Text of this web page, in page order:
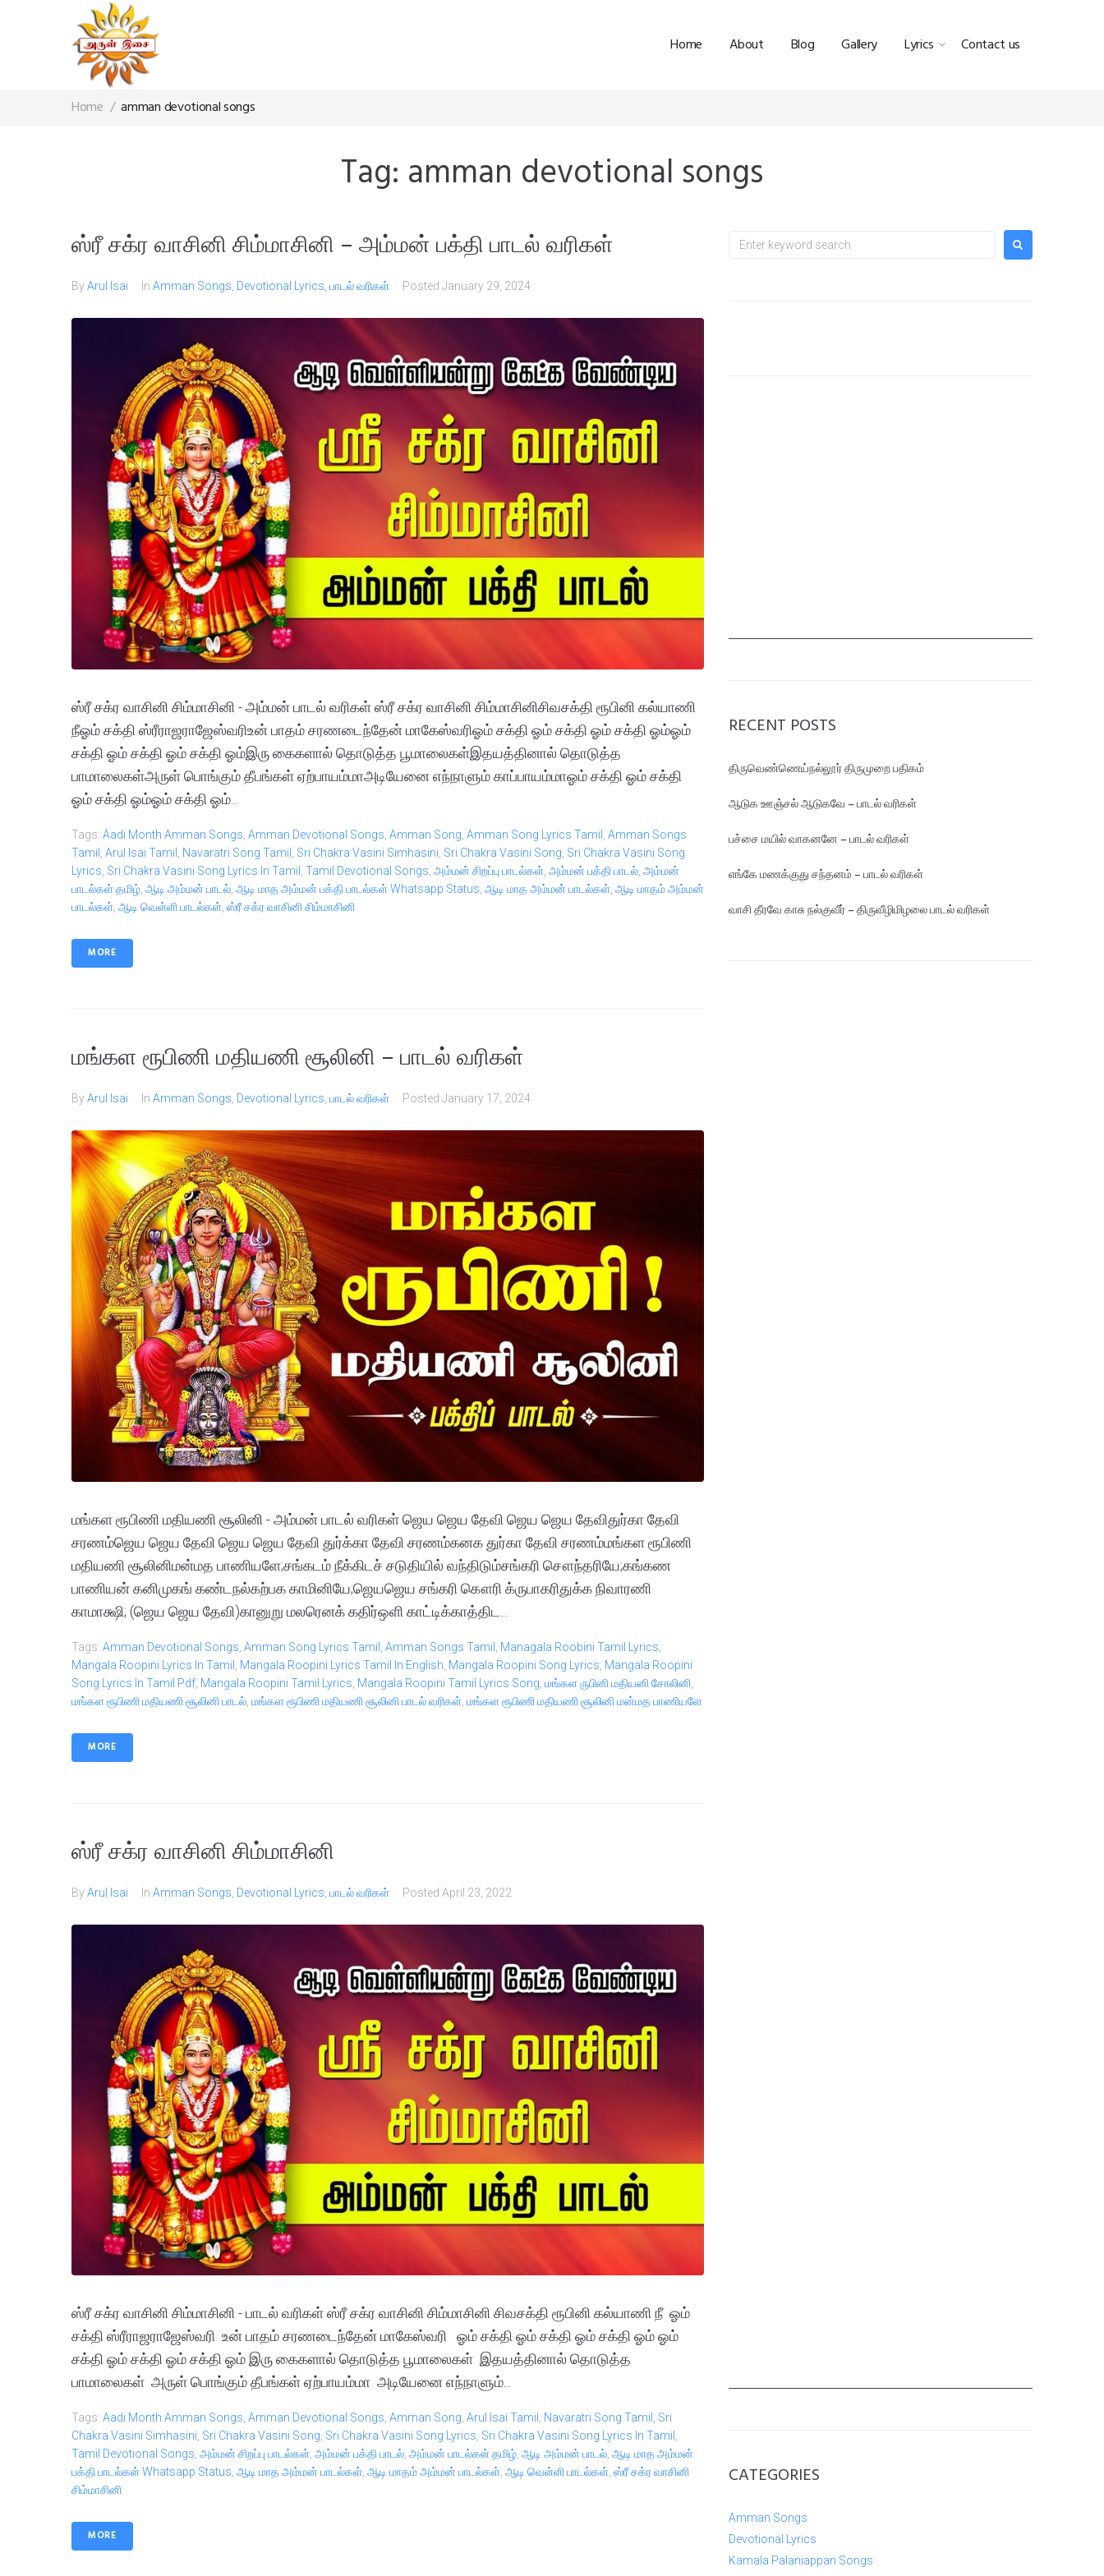
Home About Blog Gallery Lyrics Contact us
Home / amman devotional songs
Tag: amman devotional songs
ஸ்ரீ சக்ர வாசினி சிம்மாசினி – அம்மன் பக்தி பாடல் வரிகள்
ByArul Isai In Amman Songs Devotional Lyrics பாடல் வரிகள் Posted January 29, 2024
ஸ்ரீ சக்ர வாசினி சிம்மாசினி - அம்மன் பாடல் வரிகள் ஸ்ரீ சக்ர வாசினி சிம்மாசினிசிவசக்தி ரூபினி கல்யாணி
நீஓம் சக்தி ஸ்ரீராஜராஜேஸ்வரிஉன் பாதம் சரணடைந்தேன் மாகேஸ்வரிஓம் சக்தி ஓம் சக்தி ஓம் சக்தி ஓம்ஓம்
சக்தி ஓம் சக்தி ஓம் சக்தி ஓம்இரு கைகளால் தொடுத்த பூமாலைகள்இதயத்தினால் தொடுத்த
பாமாலைகள்அருள் பொங்கும் தீபங்கள் ஏற்பாயம்மாஅடியேனை எந்நாளும் காப்பாயம்மாஓம் சக்தி ஓம் சக்தி
ஓம் சக்தி ஓம்ஓம் சக்தி ஓம்...
Tags: Aadi Month Amman Songs Amman Devotional Songs Amman Song Amman Song Lyrics Tamil
Amman Songs
Tamil
Arul Isai Tamil Navaratri Song Tamil Sri Chakra Vasini Simhasini Sri Chakra Vasini Song Sri Chakra Vasini Song
Lyrics Sri Chakra Vasini Song Lyrics In Tamil Tamil Devotional Songs அம்மன் சிறப்பு பாடல்கள் அம்மன் பக்தி பாடல் அம்மன்
பாடல்கள் தமிழ் ஆடி அம்மன் பாடல் ஆடி மாத அம்மன் பக்தி பாடல்கள் Whatsapp Status ஆடி மாத அம்மன் பாடல்கள் ஆடி மாதம் அம்மன்
பாடல்கள் ஆடி வெள்ளி பாடல்கள் ஸ்ரீ சக்ர வாசினி சிம்மாசினி
MORE
மங்கள ரூபிணி மதியணி சூலினி – பாடல் வரிகள்
ByArul Isai In Amman Songs Devotional Lyrics பாடல் வரிகள் Posted January 17, 2024
மங்கள ரூபிணி மதியணி சூலினி - அம்மன் பாடல் வரிகள் ஜெய ஜெய தேவி ஜெய ஜெய தேவிதுர்கா தேவி
சரணம்ஜெய ஜெய தேவி ஜெய ஜெய தேவி துர்க்கா தேவி சரணம்கனக துர்கா தேவி சரணம்மங்கள ரூபிணி
மதியணி சூலினிமன்மத பாணியளே;சங்கடம் நீக்கிடச் சடுதியில் வந்திடும்சங்கரி சௌந்தரியே;கங்கண
பாணியன் கனிமுகங் கண்டநல்கற்பக காமினியே;ஜெயஜெய சங்கரி கௌரி க்ருபாகரிதுக்க நிவாரணி
காமாக்ஷி; (ஜெய ஜெய தேவி)கானுறு மலரெனக் கதிர்ஒளி காட்டிக்காத்திட...
Tags: Amman Devotional Songs Amman Song Lyrics Tamil Amman Songs Tamil Managala Roobini Tamil Lyrics
Mangala Roopini Lyrics In Tamil Mangala Roopini Lyrics Tamil In English Mangala Roopini Song Lyrics Mangala Roopini
Song Lyrics In Tamil Pdf Mangala Roopini Tamil Lyrics Mangala Roopini Tamil Lyrics Song மங்கள ருபினி மதியனி சோலினி
மங்கள ரூபிணி மதியணி சூலினி பாடல் மங்கள ரூபிணி மதியணி சூலினி பாடல் வரிகள் மங்கள ரூபிணி மதியணி சூலினி மன்மத பாணியளே
MORE
ஸ்ரீ சக்ர வாசினி சிம்மாசினி
ByArul Isai In Amman Songs Devotional Lyrics பாடல் வரிகள் Posted April 23, 2022
ஸ்ரீ சக்ர வாசினி சிம்மாசினி - பாடல் வரிகள் ஸ்ரீ சக்ர வாசினி சிம்மாசினி சிவசக்தி ரூபினி கல்யாணி நீ ஓம்
சக்தி ஸ்ரீராஜராஜேஸ்வரி உன் பாதம் சரணடைந்தேன் மாகேஸ்வரி ஓம் சக்தி ஓம் சக்தி ஓம் சக்தி ஓம் ஓம்
சக்தி ஓம் சக்தி ஓம் சக்தி ஓம் இரு கைகளால் தொடுத்த பூமாலைகள் இதயத்தினால் தொடுத்த
பாமாலைகள் அருள் பொங்கும் தீபங்கள் ஏற்பாயம்மா அடியேனை எந்நாளும்...
Tags: Aadi Month Amman Songs, Amman Devotional Songs, Amman Song, Arul Isai Tamil , Navaratri Song Tamil , Sri
Chakra Vasini Simhasini, Sri Chakra Vasini Song, Sri Chakra Vasini Song Lyrics, Sri Chakra Vasini Song Lyrics In Tamil ,
Tamil Devotional Songs, அம்மன் சிறப்பு பாடல்கள், அம்மன் பக்தி பாடல், அம்மன் பாடல்கள் தமிழ், ஆடி அம்மன் பாடல், ஆடி மாத அம்மன்
பக்தி பாடல்கள் Whatsapp Status, ஆடி மாத அம்மன் பாடல்கள், ஆடி மாதம் அம்மன் பாடல்கள், ஆடி வெள்ளி பாடல்கள், ஸ்ரீ சக்ர வாசினி
சிம்மாசினி
MORE
RECENT POSTS
திருவெண்ணெய்நல்லூர் திருமுறை பதிகம்
ஆடுக ஊஞ்சல் ஆடுகவே – பாடல் வரிகள்
பச்சை மயில் வாகனனே – பாடல் வரிகள்
எங்கே மண‌க்குது சந்தனம் – பாடல் வரிகள்
வாசி தீரவே காசு நல்குவீர் – திருவீழிமிழலை பாடல் வரிகள்
CATEGORIES
Amman Songs
Devotional Lyrics
Kamala Palaniappan Songs